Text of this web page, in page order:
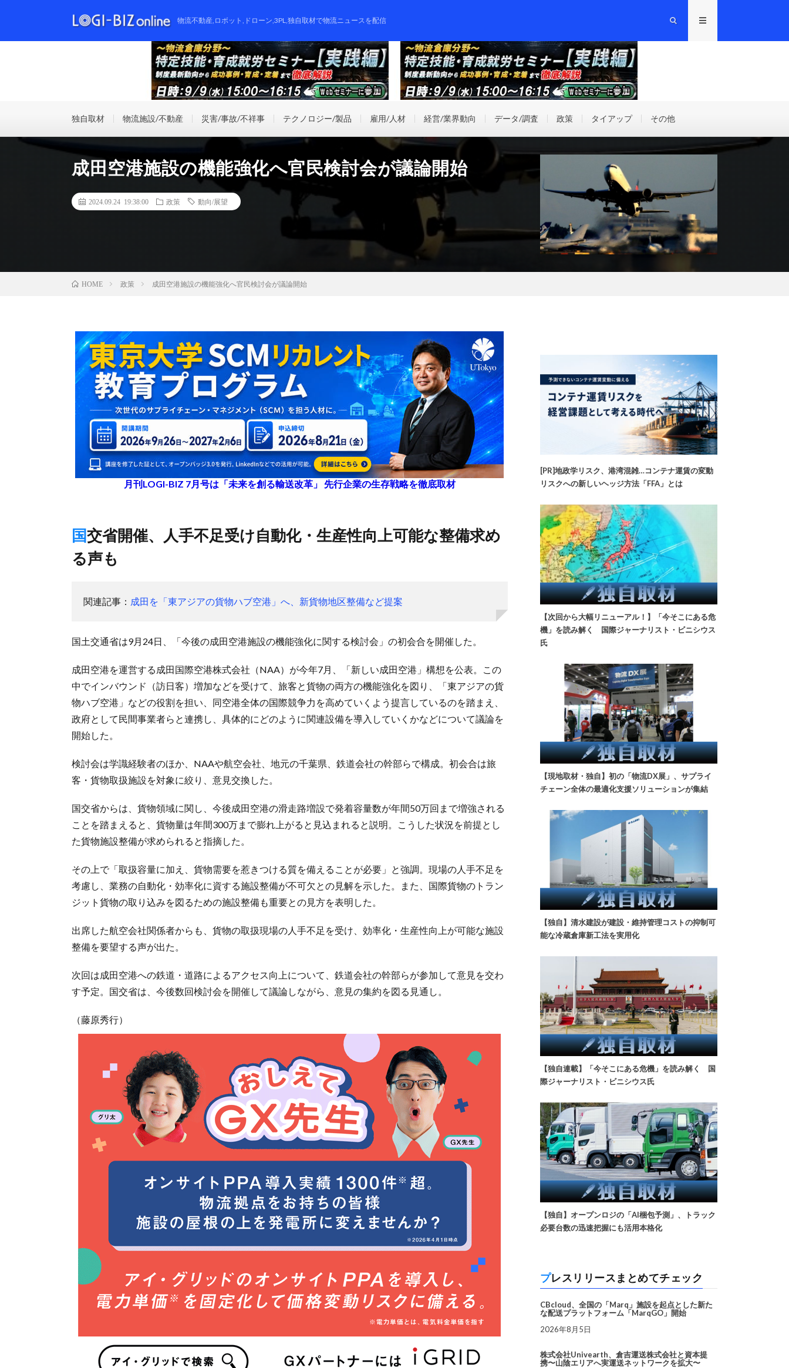
物流不動産,ロボット,ドローン,3PL,独自取材で物流ニュースを配信
独自取材 物流施設/不動産 災害/事故/不祥事 テクノロジー/製品 雇用/人材 経営/業界動向 データ/調査 政策 タイアップ その他
成田空港施設の機能強化へ官民検討会が議論開始
2024.09.24 19:38:00 政策 動向/展望
HOME 政策 成田空港施設の機能強化へ官民検討会が議論開始
月刊LOGI-BIZ 7月号は「未来を創る輸送改革」 先行企業の生存戦略を徹底取材
国交省開催、人手不足受け自動化・生産性向上可能な整備求め
る声も
関連記事： 成田を「東アジアの貨物ハブ空港」へ、新貨物地区整備など提案
国土交通省は9月24日、「今後の成田空港施設の機能強化に関する検討会」の初会合を開催した。
成田空港を運営する成田国際空港株式会社（NAA）が今年7月、「新しい成田空港」構想を公表。この
中でインバウンド（訪日客）増加などを受けて、旅客と貨物の両方の機能強化を図り、「東アジアの貨
物ハブ空港」などの役割を担い、同空港全体の国際競争力を高めていくよう提言しているのを踏まえ、
政府として民間事業者らと連携し、具体的にどのように関連設備を導入していくかなどについて議論を
開始した。
検討会は学識経験者のほか、NAAや航空会社、地元の千葉県、鉄道会社の幹部らで構成。初会合は旅
客・貨物取扱施設を対象に絞り、意見交換した。
国交省からは、貨物領域に関し、今後成田空港の滑走路増設で発着容量数が年間50万回まで増強される
ことを踏まえると、貨物量は年間300万まで膨れ上がると見込まれると説明。こうした状況を前提とし
た貨物施設整備が求められると指摘した。
その上で「取扱容量に加え、貨物需要を惹きつける質を備えることが必要」と強調。現場の人手不足を
考慮し、業務の自動化・効率化に資する施設整備が不可欠との見解を示した。また、国際貨物のトラン
ジット貨物の取り込みを図るための施設整備も重要との見方を表明した。
出席した航空会社関係者からも、貨物の取扱現場の人手不足を受け、効率化・生産性向上が可能な施設
整備を要望する声が出た。
次回は成田空港への鉄道・道路によるアクセス向上について、鉄道会社の幹部らが参加して意見を交わ
す予定。国交省は、今後数回検討会を開催して議論しながら、意見の集約を図る見通し。
（藤原秀行）
[PR]地政学リスク、港湾混雑…コンテナ運賃の変動
リスクへの新しいヘッジ方法「FFA」とは
【次回から大幅リニューアル！】「今そこにある危
機」を読み解く 国際ジャーナリスト・ビニシウス
氏
【現地取材・独自】初の「物流DX展」、サプライ
チェーン全体の最適化支援ソリューションが集結
【独自】清水建設が建設・維持管理コストの抑制可
能な冷蔵倉庫新工法を実用化
【独自連載】「今そこにある危機」を読み解く 国
際ジャーナリスト・ビニシウス氏
【独自】オープンロジの「AI梱包予測」、トラック
必要台数の迅速把握にも活用本格化
プレスリリースまとめてチェック
CBcloud、全国の「Marq」施設を起点とした新た
な配送プラットフォーム「MarqGO」開始
2026年8月5日
株式会社Univearth、倉吉運送株式会社と資本提
携〜山陰エリアへ実運送ネットワークを拡大〜